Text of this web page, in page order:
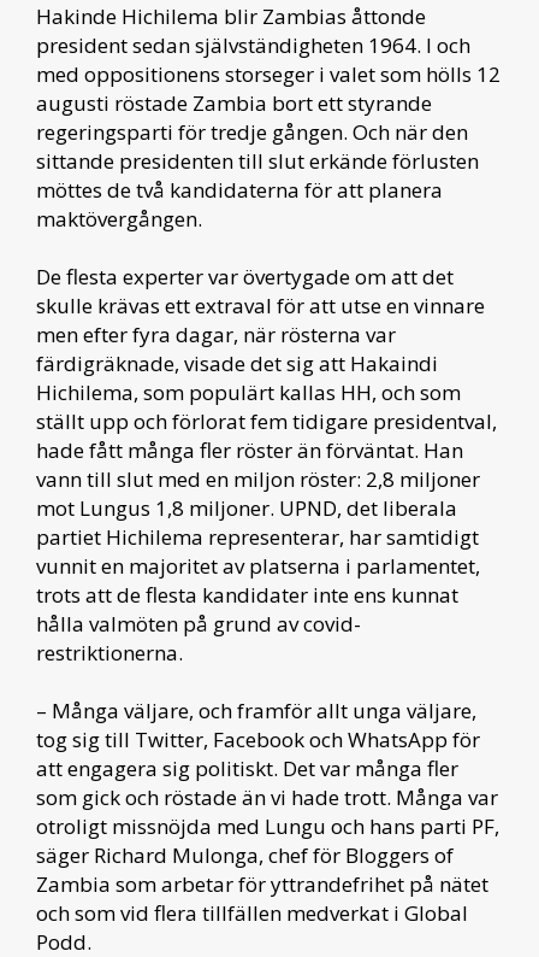
Hakinde Hichilema blir Zambias åttonde
president sedan självständigheten 1964. I och
med oppositionens storseger i valet som hölls 12
augusti röstade Zambia bort ett styrande
regeringsparti för tredje gången. Och när den
sittande presidenten till slut erkände förlusten
möttes de två kandidaterna för att planera
maktövergången.
De flesta experter var övertygade om att det
skulle krävas ett extraval för att utse en vinnare
men efter fyra dagar, när rösterna var
färdigräknade, visade det sig att Hakaindi
Hichilema, som populärt kallas HH, och som
ställt upp och förlorat fem tidigare presidentval,
hade fått många fler röster än förväntat. Han
vann till slut med en miljon röster: 2,8 miljoner
mot Lungus 1,8 miljoner. UPND, det liberala
partiet Hichilema representerar, har samtidigt
vunnit en majoritet av platserna i parlamentet,
trots att de flesta kandidater inte ens kunnat
hålla valmöten på grund av covid-
restriktionerna.
– Många väljare, och framför allt unga väljare,
tog sig till Twitter, Facebook och WhatsApp för
att engagera sig politiskt. Det var många fler
som gick och röstade än vi hade trott. Många var
otroligt missnöjda med Lungu och hans parti PF,
säger Richard Mulonga, chef för Bloggers of
Zambia som arbetar för yttrandefrihet på nätet
och som vid flera tillfällen medverkat i Global
Podd.